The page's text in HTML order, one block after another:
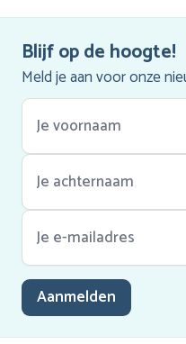
Blijf op de hoogte!
Meld je aan voor onze
Aanmelden